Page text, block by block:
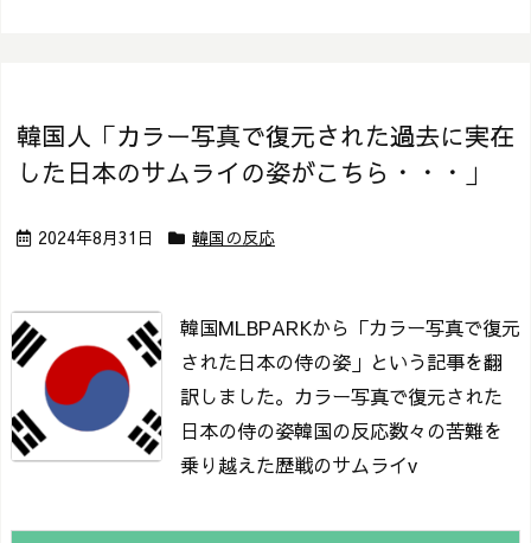
韓国人「カラー写真で復元された過去に実在
した日本のサムライの姿がこちら・・・」
2024年8月31日 韓国の反応
韓国MLBPARKから「カラー写真で復元
された日本の侍の姿」という記事を翻
訳しました。 カラー写真で復元された
日本の侍の姿韓国の反応数々の苦難を
乗り越えた歴戦のサムライv